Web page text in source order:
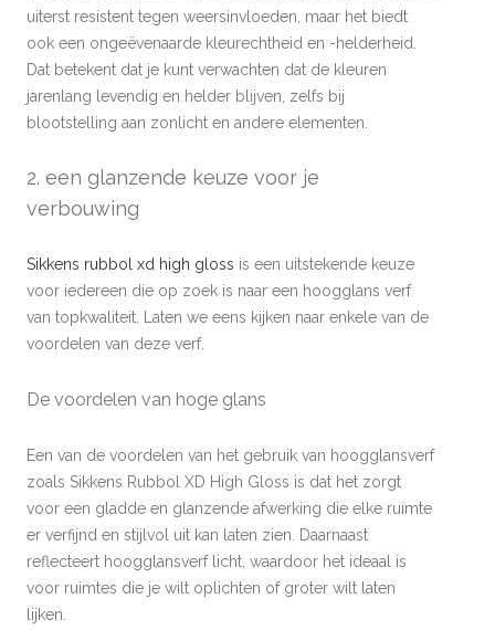
uiterst resistent tegen weersinvloeden, maar het biedt
ook een ongeëvenaarde kleurechtheid en -helderheid.
Dat betekent dat je kunt verwachten dat de kleuren
jarenlang levendig en helder blijven, zelfs bij
blootstelling aan zonlicht en andere elementen.
2. een glanzende keuze voor je
verbouwing
Sikkens rubbol xd high gloss is een uitstekende keuze
voor iedereen die op zoek is naar een hoogglans verf
van topkwaliteit. Laten we eens kijken naar enkele van de
voordelen van deze verf.
De voordelen van hoge glans
Een van de voordelen van het gebruik van hoogglansverf
zoals Sikkens Rubbol XD High Gloss is dat het zorgt
voor een gladde en glanzende afwerking die elke ruimte
er verfijnd en stijlvol uit kan laten zien. Daarnaast
reflecteert hoogglansverf licht, waardoor het ideaal is
voor ruimtes die je wilt oplichten of groter wilt laten
lijken.